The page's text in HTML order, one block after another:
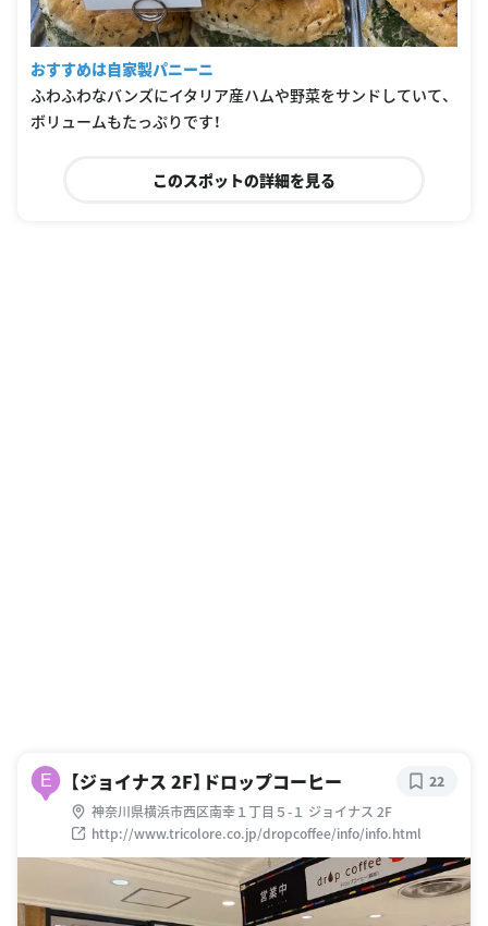
おすすめは自家製パニーニ
ふわふわなバンズにイタリア産ハムや野菜をサンドしていて、
ボリュームもたっぷりです！
このスポットの詳細を見る
E 【ジョイナス 2F】ドロップコーヒー
神奈川県横浜市西区南幸１丁目５-１ ジョイナス 2F
http://www.tricolore.co.jp/dropcoffee/info/info.html
22